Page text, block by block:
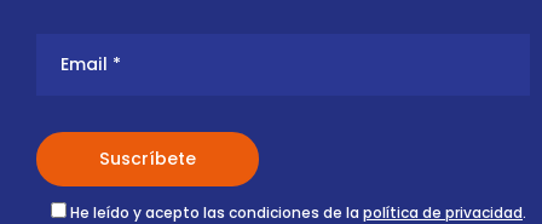
He leído y acepto las condiciones de la política de privacidad.